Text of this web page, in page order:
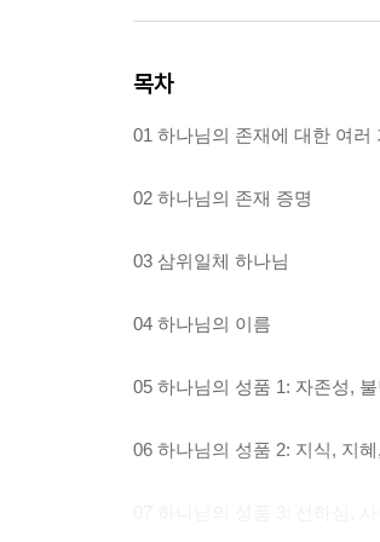
목차
01 하나님의 존재에 대한 여러
02 하나님의 존재 증명
03 삼위일체 하나님
04 하나님의 이름
05 하나님의 성품 1: 자존성,
06 하나님의 성품 2: 지식, 지혜